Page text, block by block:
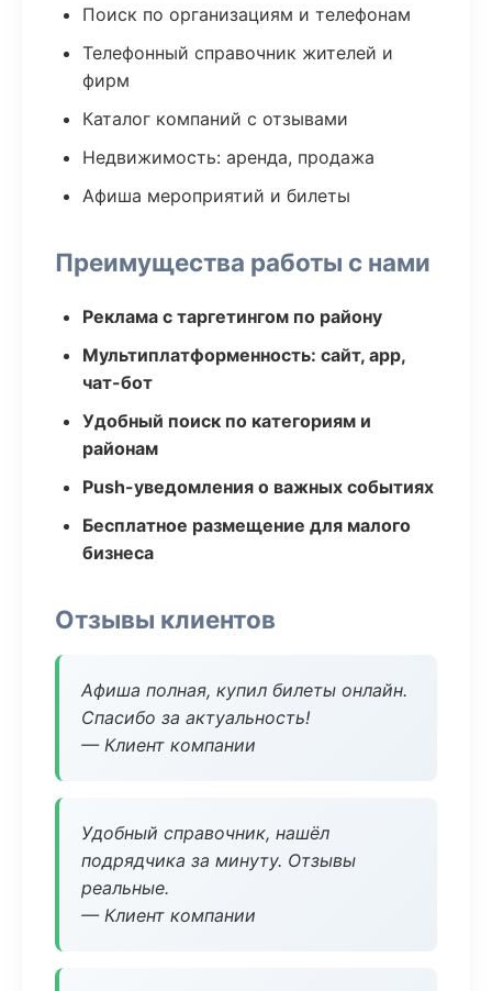
Поиск по организациям и телефонам
Телефонный справочник жителей и
фирм
Каталог компаний с отзывами
Недвижимость: аренда, продажа
Афиша мероприятий и билеты
Преимущества работы с нами
Реклама с таргетингом по району
Мультиплатформенность: сайт, app,
чат-бот
Удобный поиск по категориям и
районам
Push-уведомления о важных событиях
Бесплатное размещение для малого
бизнеса
Отзывы клиентов
Афиша полная, купил билеты онлайн.
Спасибо за актуальность!
— Клиент компании
Удобный справочник, нашёл
подрядчика за минуту. Отзывы
реальные.
— Клиент компании